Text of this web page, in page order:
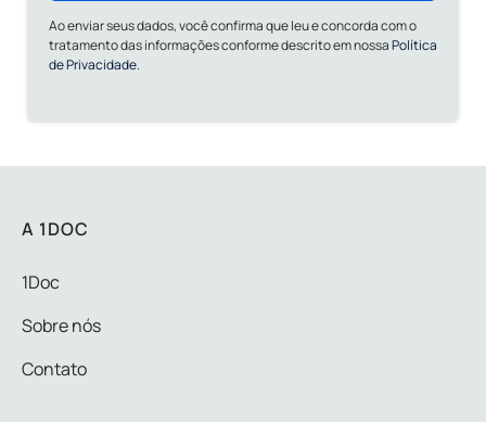
Ao enviar seus dados, você confirma que leu e concorda com o
tratamento das informações conforme descrito em nossaPolítica
de Privacidade.
A 1DOC
1Doc
Sobre nós
Contato